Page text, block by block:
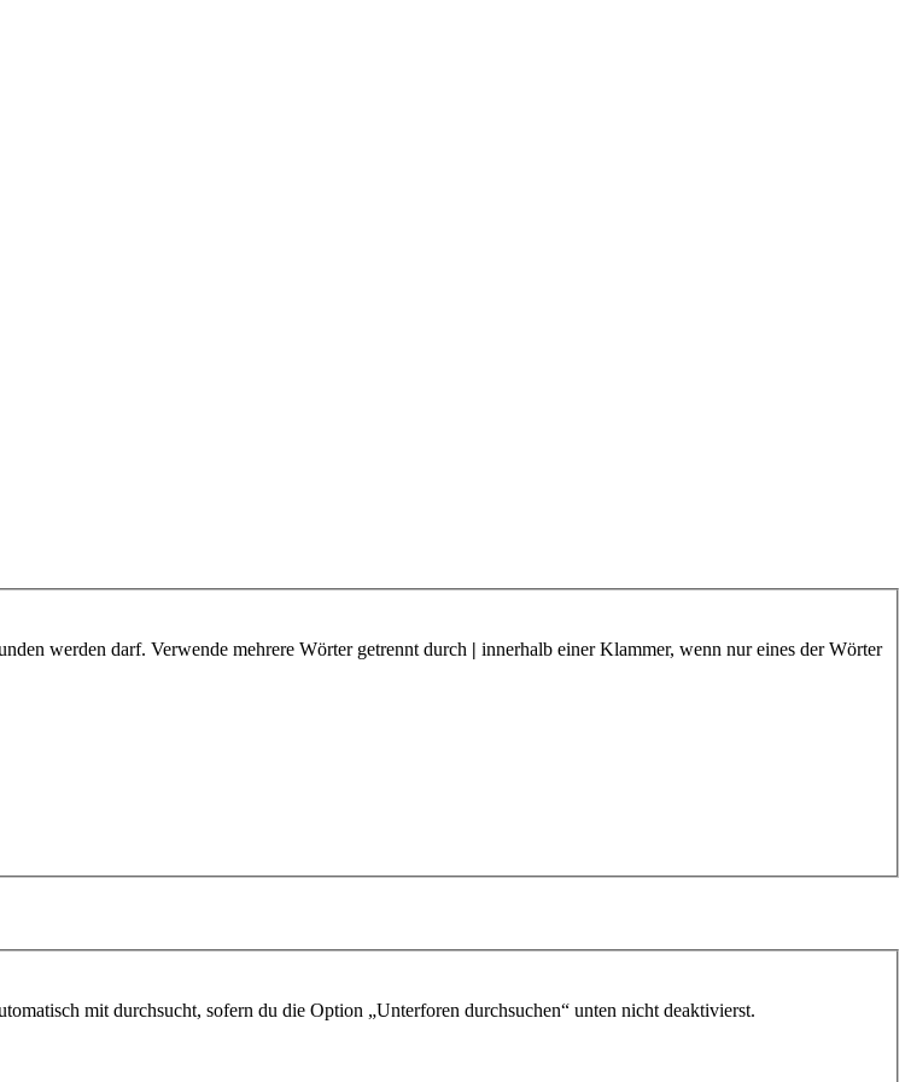
werden darf. Verwende mehrere Wörter getrennt durch | innerhalb einer Klammer, wenn nur eines der Wörter
mit durchsucht, sofern du die Option „Unterforen durchsuchen“ unten nicht deaktivierst.